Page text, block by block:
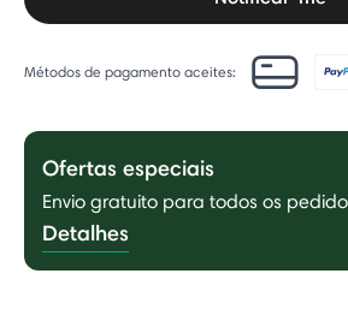
Métodos de pagamento aceites:
Ofertas especiais
Envio gratuito para todos os
Detalhes